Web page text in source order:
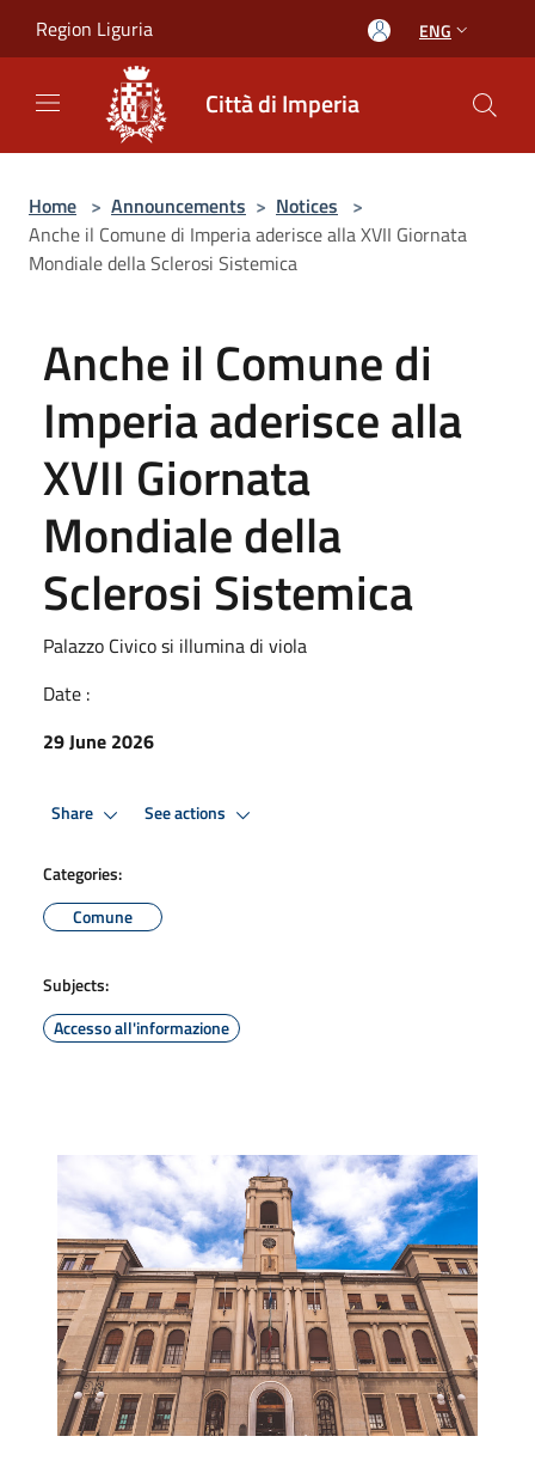
Region Liguria ENG
Città di Imperia
Home > Announcements > Notices >
Anche il Comune di Imperia aderisce alla XVII Giornata
Mondiale della Sclerosi Sistemica
Anche il Comune di
Imperia aderisce alla
XVII Giornata
Mondiale della
Sclerosi Sistemica
Palazzo Civico si illumina di viola
Date :
29 June 2026
Share See actions
Categories:
Comune
Subjects:
Accesso all'informazione